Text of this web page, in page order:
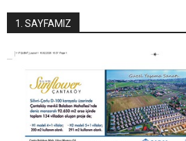
1. SAYFAMIZ